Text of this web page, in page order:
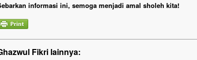
informasi ini, semoga menjadi amal sholeh kita!
Fikri lainnya: